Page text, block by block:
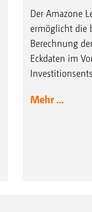
Der Amazone
ermöglicht die
Berechnung
Eckdaten im
Mehr ...